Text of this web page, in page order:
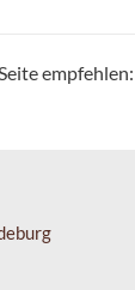
Seite empfehlen: